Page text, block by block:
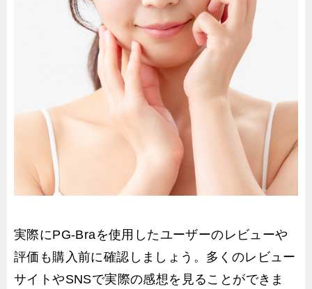
実際にPG-Braを使用したユーザーのレビューや
評価も購入前に確認しましょう。多くのレビュー
サイトやSNSで実際の感想を見ることができま